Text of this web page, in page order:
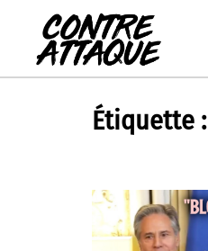
contenu
Étiquette :